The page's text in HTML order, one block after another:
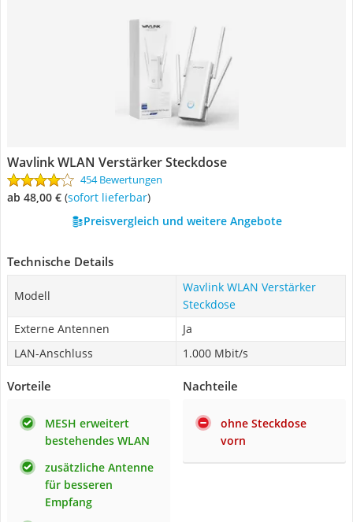
Wavlink WLAN Verstärker Steckdose
454 Bewertungen
ab 48,00 € ( Sofort lieferbar)
Preisvergleich und weitere Angebote
Technische Details
Modell
Wavlink WLAN Verstärker
Steckdose
Externe Antennen
Ja
LAN-Anschluss
1.000 Mbit/s
Vorteile
MESH erweitert
bestehendes WLAN
zusätzliche Antenne
für besseren
Empfang
Nachteile
ohne Steckdose
vorn